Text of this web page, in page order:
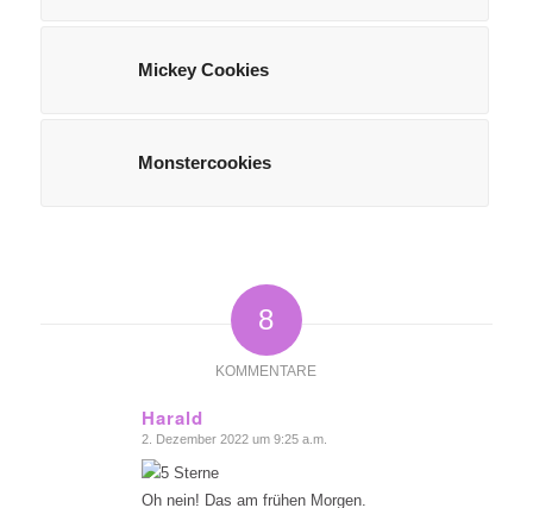
Mickey Cookies
Monstercookies
8
KOMMENTARE
Harald
sagte:
2. Dezember 2022 um 9:25 a.m.
Oh nein! Das am frühen Morgen.